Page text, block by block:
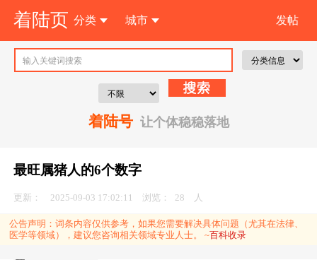
着陆页 分类 城市 发帖
注 册
着陆号让个体稳稳落地
最旺属猪人的6个数字
更新： 2025-09-03 17:02:11 浏览： 28 人
公告声明： 词条内容仅供参考，如果您需要解决具体问题（尤其在法律、
医学等领域），建议您咨询相关领域专业人士。 ~百科收录